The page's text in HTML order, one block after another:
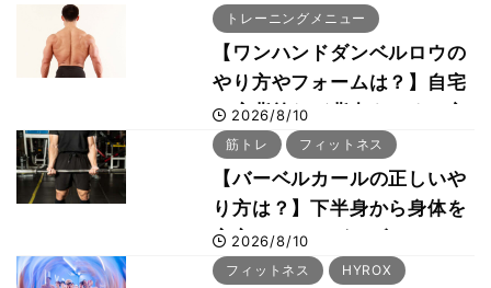
トレーニングメニュー
【ワンハンドダンベルロウの
やり方やフォームは？】自宅
で広背筋など背中をつくる方
法をボディビル世界王者・鈴
木雅選手が解説
2026/8/10
筋トレ フィットネス
【バーベルカールの正しいや
り方は？】下半身から身体を
安定させるのがカギ！
2026/8/10
フィットネス HYROX